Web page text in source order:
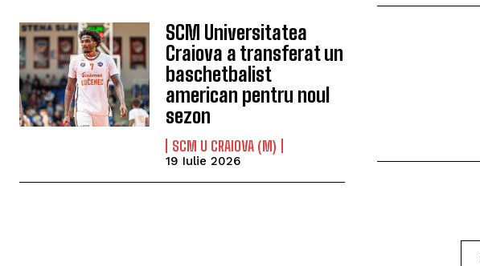
SCM Universitatea
Craiova a transferat un
baschetbalist
american pentru noul
sezon
SCM U CRAIOVA (M)
19 Iulie 2026